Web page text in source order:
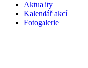
Aktuality
Kalendář akcí
Fotogalerie